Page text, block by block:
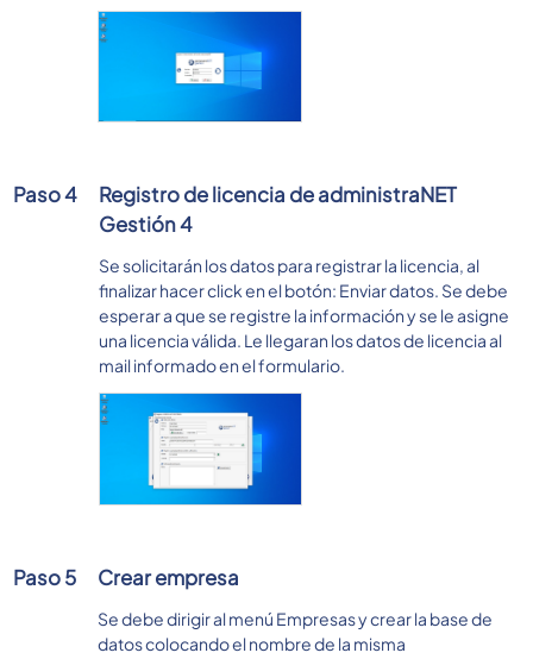
Paso 4
Registro de licencia de administraNET
Gestión 4
Se solicitarán los datos para registrar la licencia, al
finalizar hacer click en el botón: Enviar datos. Se debe
esperar a que se registre la información y se le asigne
una licencia válida. Le llegaran los datos de licencia al
mail informado en el formulario.
Paso 5 Crear empresa
Se debe dirigir al menú Empresas y crear la base de
datos colocando el nombre de la misma